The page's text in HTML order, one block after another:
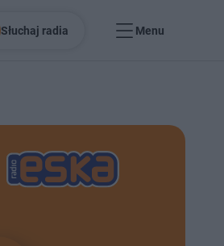
Słuchaj radia Menu